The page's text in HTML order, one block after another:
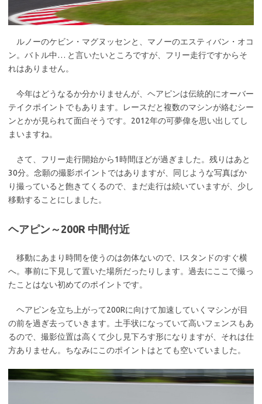
ルノーのケビン・マグヌッセンと、マノーのエスティバン・オコ
ン。バトル中… と言いたいところですが、フリー走行ですからそ
れはありません。
今年はどうなるか分かりませんが、ヘアピンは伝統的にオーバー
テイクポイントでもあります。レースだと複数のマシンが絡むシー
ンとかが見られて面白そうです。2012年の可夢偉を思い出してし
まいますね。
さて、フリー走行開始から1時間ほどが過ぎました。残りはあと
30分。念願の撮影ポイントではありますが、同じような写真ばか
り撮っていると飽きてくるので、まだ走行は続いていますが、少し
移動することにしました。
ヘアピン～200R 中間付近
移動にあまり時間を使うのは勿体ないので、Iスタンドのすぐ横
へ。事前に下見して置いた場所だったりします。過去にここで撮っ
たことはない初めてのポイントです。
ヘアピンを立ち上がって200Rに向けて加速していくマシンが目
の前を過ぎ去っていきます。土手状になっていて高いフェンスもあ
るので、撮影位置は高くて少し見下ろす形になりますが、それは仕
方ありません。ちなみにこのポイントはとても空いていました。